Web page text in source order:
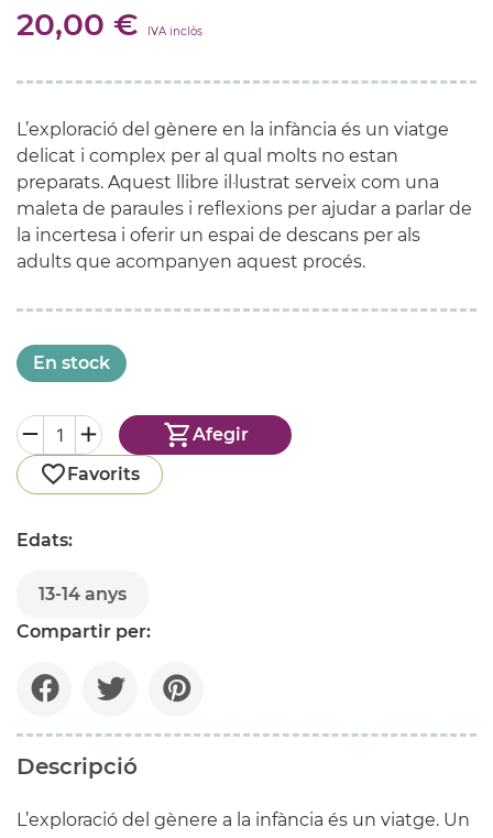
20,00 € IVA inclòs
L’exploració del gènere en la infància és un viatge
delicat i complex per al qual molts no estan
preparats. Aquest llibre il·lustrat serveix com una
maleta de paraules i reflexions per ajudar a parlar de
la incertesa i oferir un espai de descans per als
adults que acompanyen aquest procés.
En stock
Afegir
Favorits
Edats:
13-14 anys
Compartir per:
Descripció
L’exploració del gènere a la infància és un viatge. Un